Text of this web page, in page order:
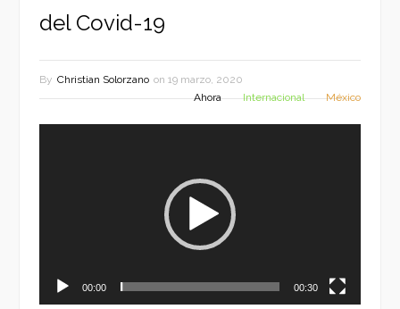
del Covid-19
By Christian Solorzano on 19 marzo, 2020
Ahora
Internacional México
00:00 00:30